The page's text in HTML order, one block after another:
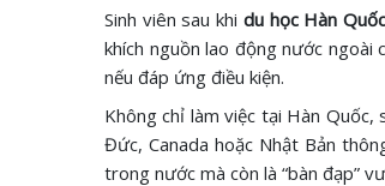
Sinh viên sau khi du học Hàn
khích nguồn lao động nước
nếu đáp ứng điều kiện.
Không chỉ làm việc tại Hàn
Đức, Canada hoặc Nhật Bản
trong nước mà còn là “bàn đạp”